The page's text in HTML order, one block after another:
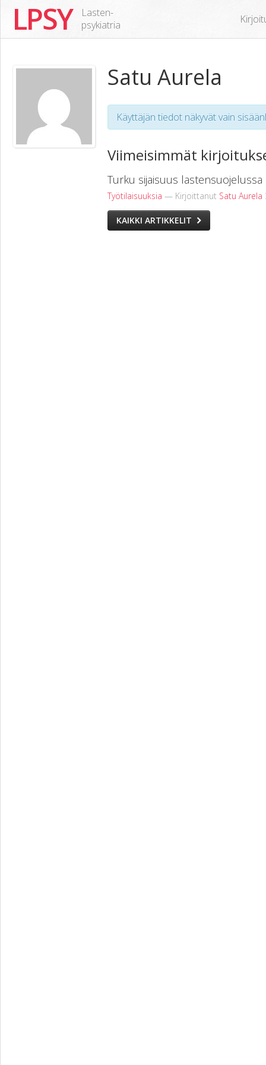
LPSY
Lasten-
psykiatria
Satu Aurela
Käyttäjän tiedot näkyvät vain
Viimeisimmät
Turku sijaisuus lastensuojelussa
Työtilaisuuksia — Kirjoittanut Satu Aurela
KAIKKI ARTIKKELIT